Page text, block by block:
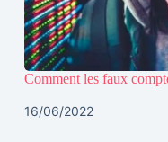
Comment les faux
16/06/2022